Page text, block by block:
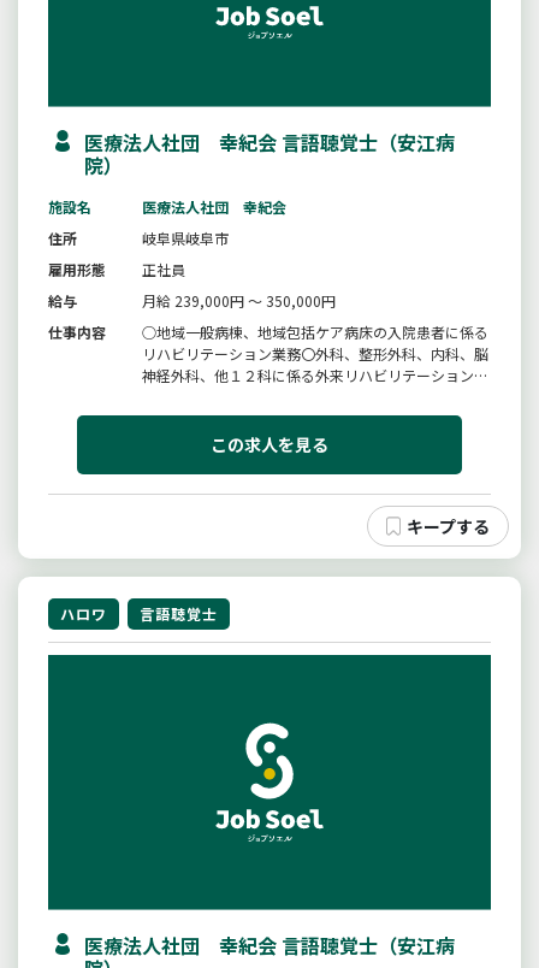
医療法人社団 幸紀会 言語聴覚士（安江病
院）
施設名
医療法人社団 幸紀会
住所
岐阜県岐阜市
雇用形態
正社員
給与
月給 239,000円 ～ 350,000円
仕事内容
○地域一般病棟、地域包括ケア病床の入院患者に係る
リハビリテーション業務〇外科、整形外科、内科、脳
神経外科、他１２科に係る外来リハビリテーション業
環を担う地域密着型の二次救急指定病院です。変更範
この求人を見る
ハロワ 言語聴覚士
医療法人社団 幸紀会 言語聴覚士（安江病